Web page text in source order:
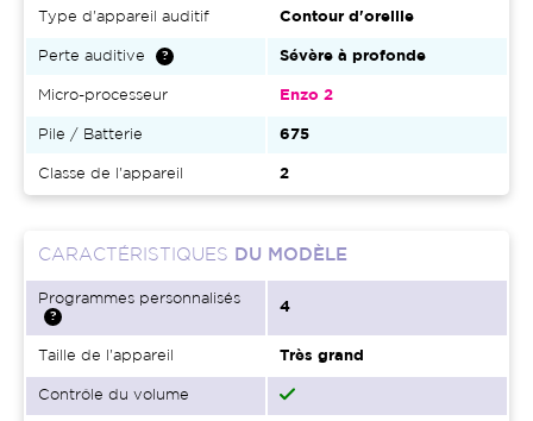
Type d'appareil auditif Contour d'oreille
Perte auditive Sévère à profonde
Micro-processeur Enzo 2
Pile / Batterie 675
Classe de l'appareil 2
CARACTÉRISTIQUES DU MODÈLE
Programmes personnalisés
4
Taille de l'appareil Très grand
Contrôle du volume